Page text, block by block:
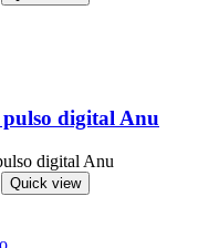
digital Anu
Quick view